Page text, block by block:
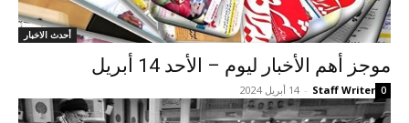
أحدث الاخبار
موجز أهم الأخبار لیوم – الأحد 14 أبريل
Staff Writer
- 14 أبريل 2024 0